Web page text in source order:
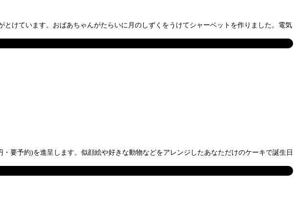
けています。おばあちゃんがたらいに月のしずくをうけてシャーベットを作りました。電気
要予約)を進呈します。似顔絵や好きな動物などをアレンジしたあなただけのケーキで誕生日